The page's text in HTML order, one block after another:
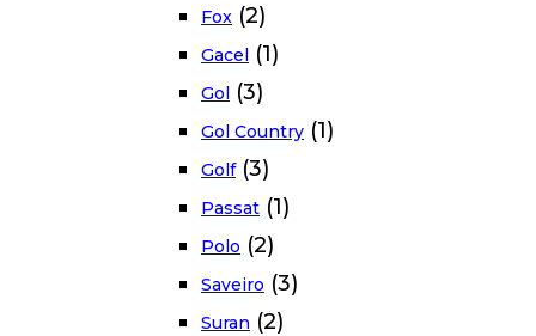
Fox (2)
Gacel (1)
Gol (3)
Gol Country (1)
Golf (3)
Passat (1)
Polo (2)
Saveiro (3)
Suran (2)